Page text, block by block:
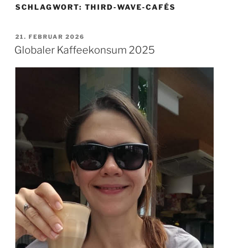
SCHLAGWORT: THIRD‑WAVE‑CAFÉS
VERÖFFENTLICHT
AM
21. FEBRUAR 2026
Globaler Kaffeekonsum 2025